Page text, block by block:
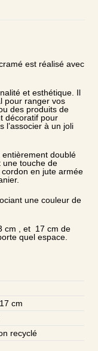
est réalisé avec
et esthétique. Il
pour ranger vos
des produits de
décoratif pour
l’associer à un joli
doublé
une touche de
en jute armée
une couleur de
cm , et 17 cm de
quel espace.
cm
recyclé